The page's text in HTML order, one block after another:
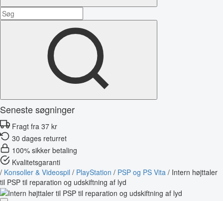
Seneste søgninger
Fragt fra 37 kr
30 dages returret
100% sikker betaling
Kvalitetsgaranti
/ Konsoller & Videospil / PlayStation / PSP og PS Vita / Intern højttaler
til PSP til reparation og udskiftning af lyd